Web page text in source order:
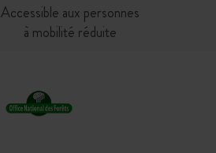
Accessible aux personnes
à mobilité réduite